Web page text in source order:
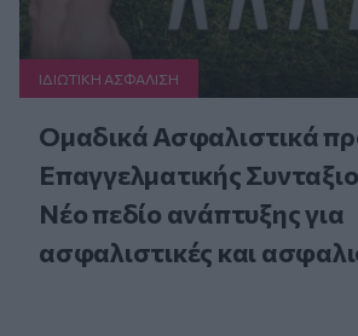
ΙΔΙΩΤΙΚΗ ΑΣΦAΛΙΣΗ
Ομαδικά Ασφαλιστικά
Επαγγελματικής
Νέο πεδίο ανάπτυξης για
ασφαλιστικές και